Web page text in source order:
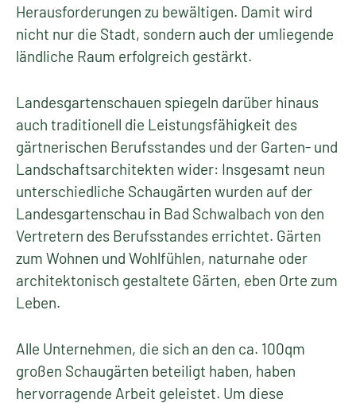
Herausforderungen zu bewältigen. Damit wird
nicht nur die Stadt, sondern auch der umliegende
ländliche Raum erfolgreich gestärkt.
Landesgartenschauen spiegeln darüber hinaus
auch traditionell die Leistungsfähigkeit des
gärtnerischen Berufsstandes und der Garten- und
Landschaftsarchitekten wider: Insgesamt neun
unterschiedliche Schaugärten wurden auf der
Landesgartenschau in Bad Schwalbach von den
Vertretern des Berufsstandes errichtet. Gärten
zum Wohnen und Wohlfühlen, naturnahe oder
architektonisch gestaltete Gärten, eben Orte zum
Leben.
Alle Unternehmen, die sich an den ca. 100qm
großen Schaugärten beteiligt haben, haben
hervorragende Arbeit geleistet. Um diese